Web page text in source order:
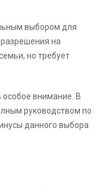
выбором для
на
но требует
внимание. В
руководством по
данного выбора